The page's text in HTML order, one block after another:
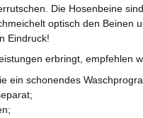
Die Hosenbeine
optisch den
Eindruck!
erbringt, empfehlen
ein schonendes